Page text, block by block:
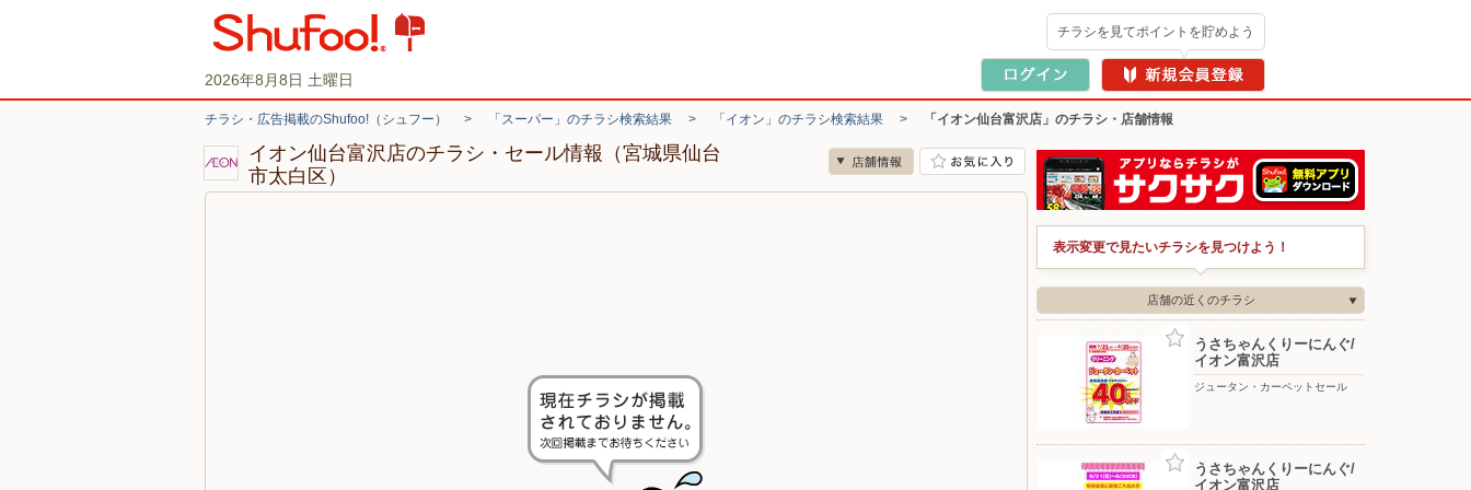
2026年8月8日 土曜日
チラシを見てポイントを貯めよう
チラシ・広告掲載のShufoo!（シュフー） > 「スーパー」のチラシ検索結果 > 「イオン」のチラシ検索結果 > 「イオン仙台富沢店」のチラシ・店舗情報
イオン仙台富沢店のチラシ・セール情報（宮城県仙台
市太白区）
表示変更で見たいチラシを見つけよう！
店舗の近くのチラシ
うさちゃんくりーにんぐ/
イオン富沢店
ジュータン・カーペットセール
うさちゃんくりーにんぐ/
イオン富沢店